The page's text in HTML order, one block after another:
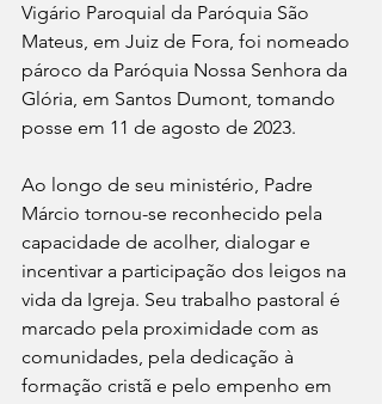
Vigário Paroquial da Paróquia São
Mateus, em Juiz de Fora, foi nomeado
pároco da Paróquia Nossa Senhora da
Glória, em Santos Dumont, tomando
posse em 11 de agosto de 2023.
Ao longo de seu ministério, Padre
Márcio tornou-se reconhecido pela
capacidade de acolher, dialogar e
incentivar a participação dos leigos na
vida da Igreja. Seu trabalho pastoral é
marcado pela proximidade com as
comunidades, pela dedicação à
formação cristã e pelo empenho em